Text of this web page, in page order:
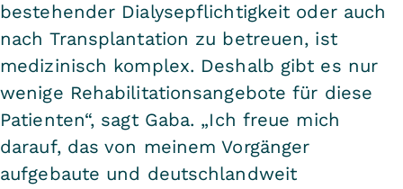
bestehender Dialysepflichtigkeit oder auch
nach Transplantation zu betreuen, ist
medizinisch komplex. Deshalb gibt es nur
wenige Rehabilitationsangebote für diese
Patienten“, sagt Gaba. „Ich freue mich
darauf, das von meinem Vorgänger
aufgebaute und deutschlandweit